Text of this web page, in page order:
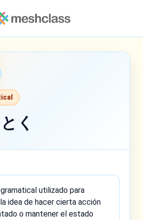
く
utilizado para
idea de hacer cierta acción
o mantener el estado